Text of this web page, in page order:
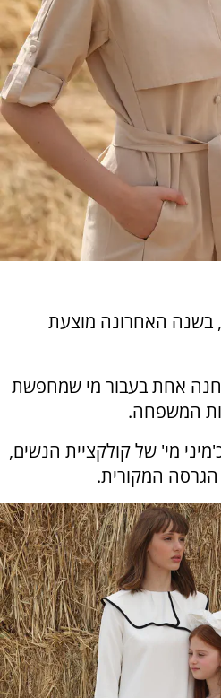
האחרונה מוצעת
אחת בעבור מי שמחפשת
המשפחה.
מי' של קולקציית הנשים,
המקורית.